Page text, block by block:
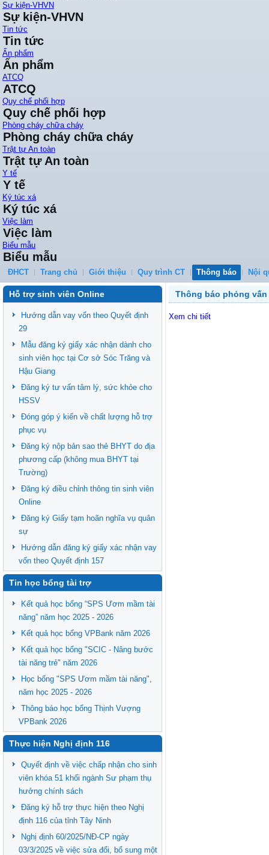
Sự kiện-VHVN
Sự kiện-VHVN
Tin tức
Tin tức
Ấn phẩm
Ấn phẩm
ATCQ
ATCQ
Quy chế phối hợp
Quy chế phối hợp
Phòng cháy chữa cháy
Phòng cháy chữa cháy
Trật tự An toàn
Trật tự An toàn
Y tế
Y tế
Ký túc xá
Ký túc xá
Việc làm
Việc làm
Biểu mẫu
Biểu mẫu
ĐHCT Trang chủ Giới thiệu Quy trình CT Thông báo Nội
Hỗ trợ sinh viên Online
Hướng dẫn vay vốn theo Quyết định
29
Mẫu đăng ký giấy xác nhận dành cho
sinh viên học tại Cơ sở Sóc Trăng và
Hậu Giang
Đăng ký tư vấn tâm lý, sức khỏe cho
HSSV
Đóng góp ý kiến về chất lượng hỗ trợ
phục vụ
Đăng ký nộp bản sao thẻ BHYT do địa
phương cấp (không mua BHYT tại
Trường)
Đăng ký điều chỉnh thông tin sinh viên
Online
Đăng ký Giấy tạm hoãn nghĩa vụ quân
sự
Hướng dẫn đăng ký giấy xác nhận vay
vốn theo Quyết định 157
Tin học bổng tài trợ
Kết quả học bổng “SPS Ươm mầm tài
năng” năm học 2025 - 2026
Kết quả học bổng VPBank năm 2026
Kết quả học bổng "SCIC - Nâng bước
tài năng trẻ" năm 2026
Học bổng "SPS Ươm mầm tài năng",
năm học 2025 - 2026
Thông báo học bổng Thịnh Vượng
VPBank 2026
Thực hiện Nghị định 116
Quyết định về việc chấp nhận cho sinh
viên khóa 51 khối ngành Sư phạm thụ
hưởng chính sách
Đăng ký hỗ trợ thực hiện theo Nghị
định 116 của tỉnh Tây Ninh
Nghị định 60/2025/NĐ-CP ngày
03/3/2025 về việc sửa đổi, bổ sung một
Thông báo phỏng vấn
Xem chi tiết